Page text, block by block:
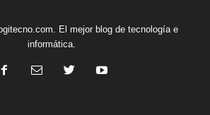
El mejor blog de tecnología e
informática.